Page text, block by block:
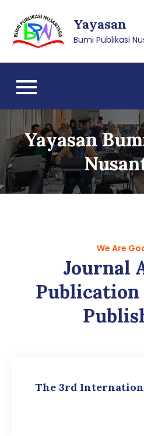
content
Yayasan
Bumi Publikasi
Yayasan
We Are
Journal
Publication
The 3rd